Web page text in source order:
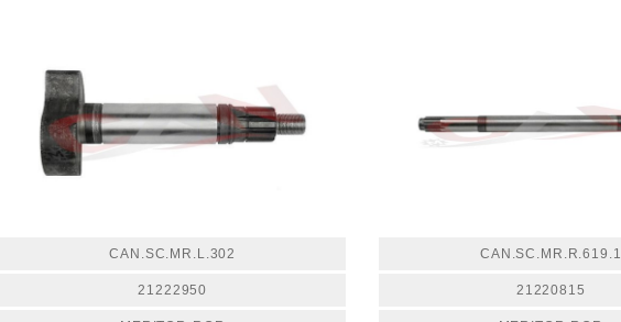
CAN.SC.MR.L.302
21222950
CAN.SC.MR.R.619.1
21220815